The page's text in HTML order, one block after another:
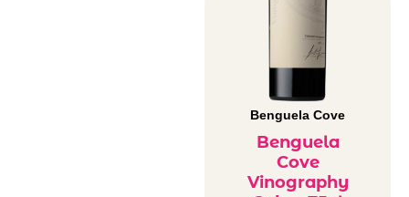
Benguela Cove
Benguela
Cove
Vinography